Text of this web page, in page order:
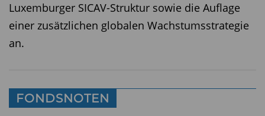
Luxemburger SICAV-Struktur sowie die Auflage
einer zusätzlichen globalen Wachstumsstrategie
an.
FONDSNOTEN